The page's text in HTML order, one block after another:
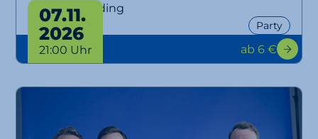
Ü30 Party Erding
Party
07.11.
2026
21:00 Uhr ab 6 €